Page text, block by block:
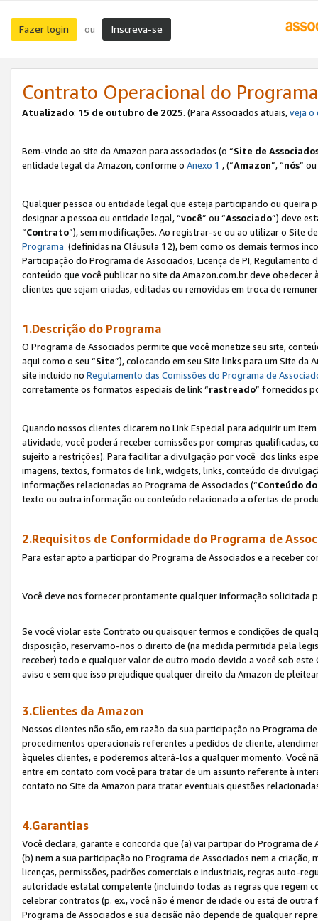
Fazer login ou Inscreva-se
Contrato Operacional do
Atualizado: 15 de outubro de 2025. (Para Associados atuais,veja o
Bem-vindo ao site da Amazon para associados (o “Site de
entidade legal da Amazon, conforme o Anexo 1 , (“Amazon”, “nós”
Qualquer pessoa ou entidade legal que esteja participando ou queira
designar a pessoa ou entidade legal, “você” ou “Associado”) deve
“Contrato”), sem modificações. Ao registrar-se ou ao utilizar o Site
Programa (definidas na Cláusula 12), bem como os demais termos
Participação do Programa de Associados, Licença de PI,
conteúdo que você publicar no site da Amazon.com.br deve
clientes que sejam criadas, editadas ou removidas em troca de
1.Descrição do Programa
O Programa de Associados permite que você monetize seu site,
aqui como o seu “Site”), colocando em seu Site links para um Site da
site incluído no Regulamento das Comissões do Programa de
corretamente os formatos especiais de link “rastreado” fornecidos
Quando nossos clientes clicarem no Link Especial para adquirir um
atividade, você poderá receber comissões por compras qualificadas,
sujeito a restrições). Para facilitar a divulgação por você dos links
imagens, textos, formatos de link, widgets, links, conteúdo de
informações relacionadas ao Programa de Associados (“Conteúdo
texto ou outra informação ou conteúdo relacionado a ofertas de
2.Requisitos de Conformidade do Programa de
Para estar apto a participar do Programa de Associados e a receber
Você deve nos fornecer prontamente qualquer informação solicitada
Se você violar este Contrato ou quaisquer termos e condições de
disposição, reservamo-nos o direito de (na medida permitida pela
receber) todo e qualquer valor de outro modo devido a você sob
aviso e sem que isso prejudique qualquer direito da Amazon de
3.Clientes da Amazon
Nossos clientes não são, em razão da sua participação no Programa
procedimentos operacionais referentes a pedidos de cliente,
àqueles clientes, e poderemos alterá-los a qualquer momento. Você
entre em contato com você para tratar de um assunto referente à
contato no Site da Amazon para tratar eventuais questões
4.Garantias
Você declara, garante e concorda que (a) vai partipar do Programa
(b) nem a sua participação no Programa de Associados nem a
licenças, permissões, padrões comerciais e industriais, regras auto-
autoridade estatal competente (incluindo todas as regras que regem
celebrar contratos (p. ex., você não é menor de idade ou está de
Programa de Associados e sua decisão não depende de qualquer